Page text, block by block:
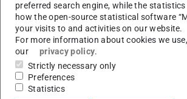
Mentee zu bewerben.
Auch Mentorinnen werden wieder
sich fortgeschrittene Studentinnen (ab
Bachelorsemester) und Doktorandinnen
ihre Erfahrungen an andere
und dabei die Universität auch noch
preferred search engine, while the
how the open-source statistical software
your visits to and activities on our website.
For more information about cookies we
our
privacy policy.
Strictly necessary only
Preferences
Statistics